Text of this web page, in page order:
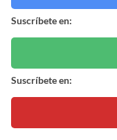
Suscríbete en:
Suscríbete en: